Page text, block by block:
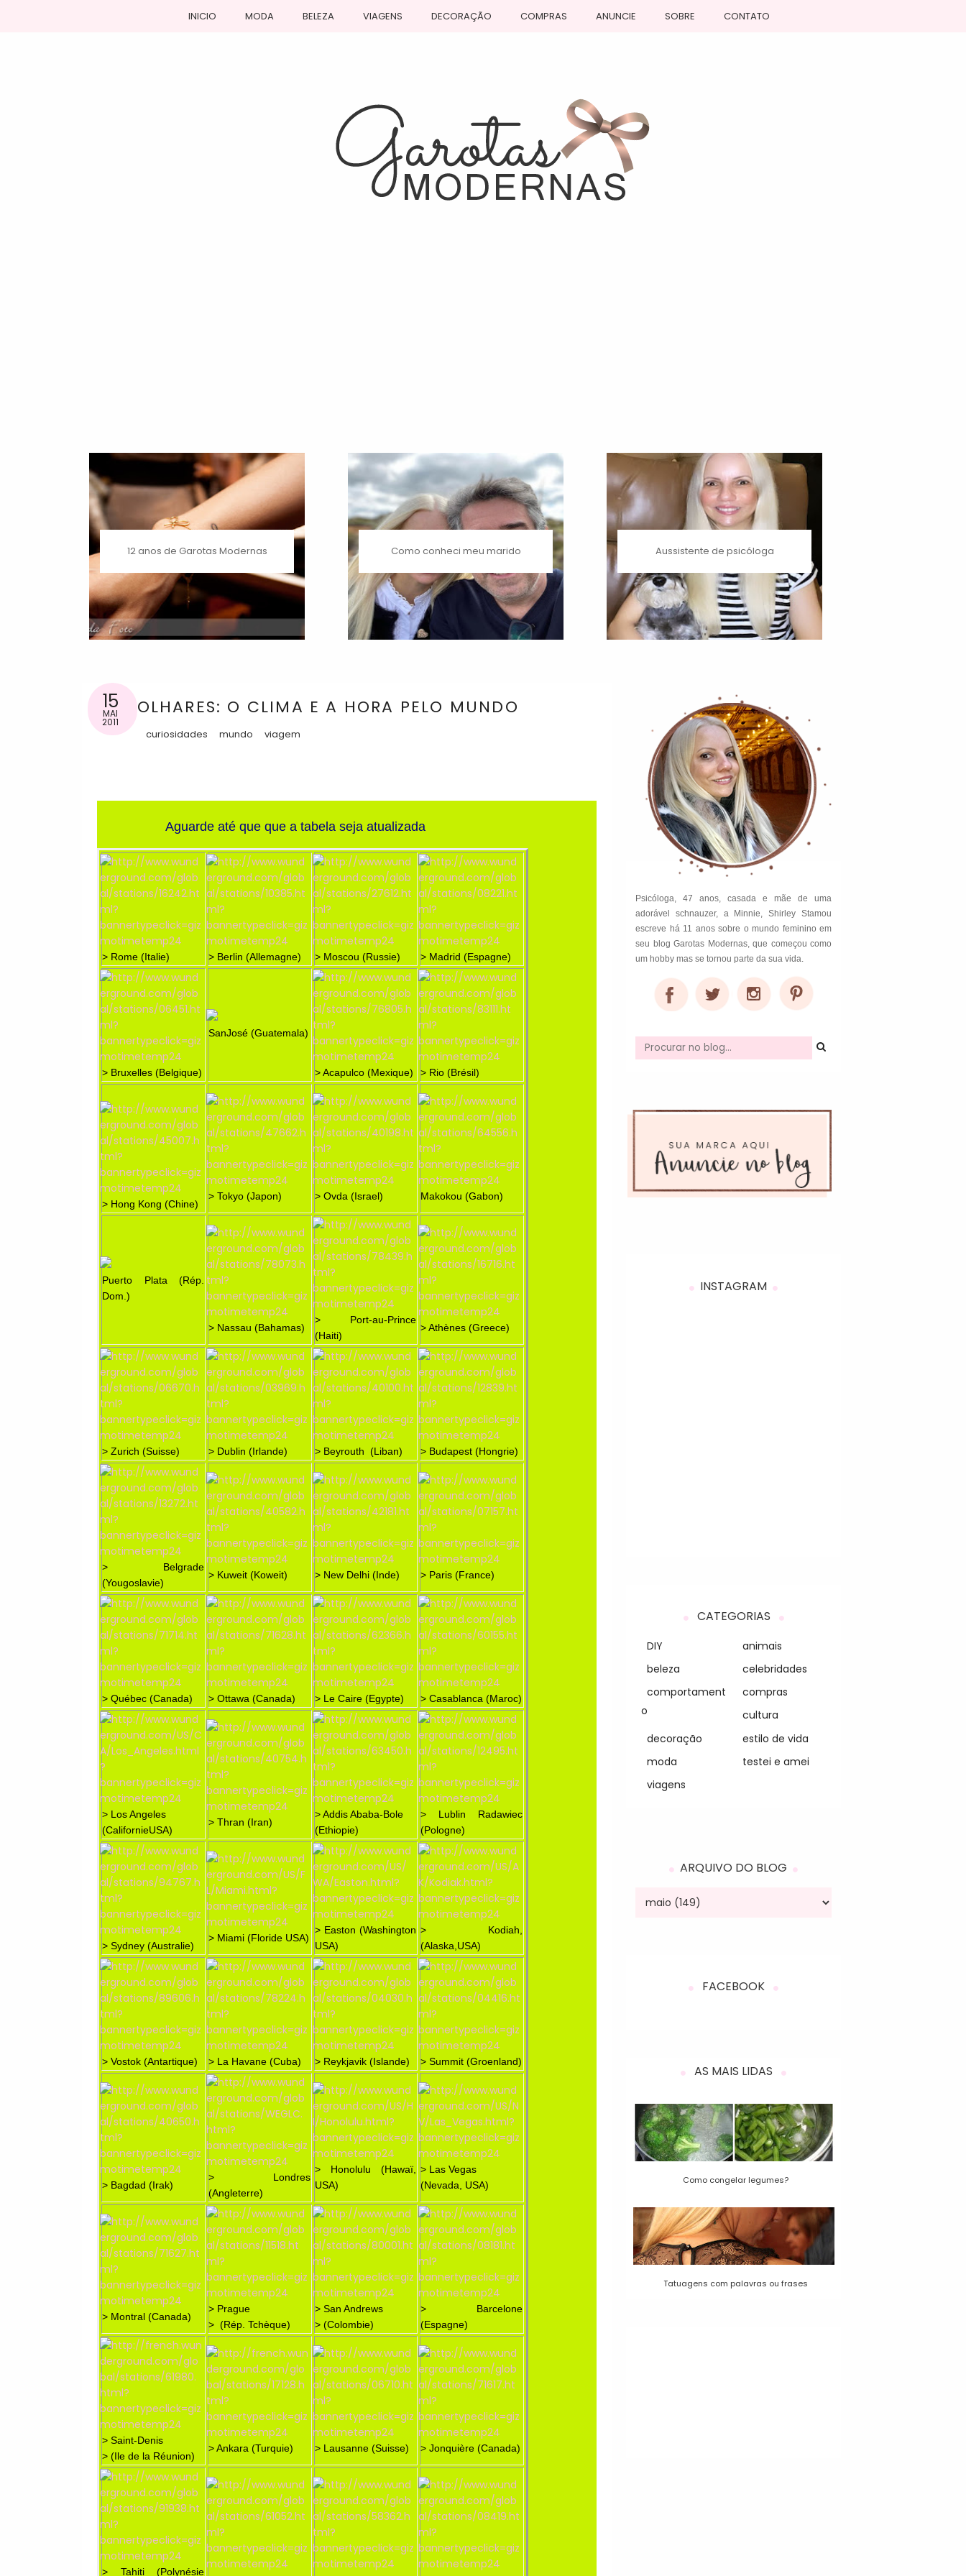
INICIO MODA BELEZA VIAGENS DECORAÇÃO COMPRAS ANUNCIE SOBRE CONTATO
12 anos de Garotas Modernas Como conheci meu marido Aussistente de psicóloga
15
MAI
2011
OLHARES: O CLIMA E A HORA PELO MUNDO
curiosidades mundo viagem
Aguarde até que que a tabela seja atualizada
> Rome (Italie) > Berlin (Allemagne) > Moscou (Russie) > Madrid (Espagne)
> Bruxelles (Belgique)
SanJosé (Guatemala)
> Acapulco (Mexique) > Rio (Brésil)
> Hong Kong (Chine)
> Tokyo (Japon) > Ovda (Israel) Makokou (Gabon)
Puerto Plata (Rép.
Dom.)
> Nassau (Bahamas)
> Port-au-Prince
(Haiti)
> Athènes (Greece)
> Zurich (Suisse) > Dublin (Irlande) > Beyrouth (Liban) > Budapest (Hongrie)
> Belgrade
(Yougoslavie)
> Kuweit (Koweit) > New Delhi (Inde) > Paris (France)
> Québec (Canada) > Ottawa (Canada) > Le Caire (Egypte) > Casablanca (Maroc)
> Los Angeles
(CalifornieUSA)
> Thran (Iran)
> Addis Ababa-Bole
(Ethiopie)
> Lublin Radawiec
(Pologne)
> Sydney (Australie)
> Miami (Floride USA)
> Easton (Washington
USA)
> Kodiah,
(Alaska,USA)
> Vostok (Antartique) > La Havane (Cuba) > Reykjavik (Islande) > Summit (Groenland)
> Bagdad (Irak)
> Londres
(Angleterre)
> Honolulu (Hawaï,
USA)
> Las Vegas
(Nevada, USA)
> Montral (Canada)
> Prague
> (Rép. Tchèque)
> San Andrews
> (Colombie)
> Barcelone
(Espagne)
> Saint-Denis
> (Ile de la Réunion)
> Ankara (Turquie) > Lausanne (Suisse) > Jonquière (Canada)
> Tahiti (Polynésie
Psicóloga, 47 anos, casada e mãe de uma
adorável schnauzer, a Minnie, Shirley Stamou
escreve há 11 anos sobre o mundo feminino em
seu blog Garotas Modernas, que começou como
um hobby mas se tornou parte da sua vida.
INSTAGRAM
CATEGORIAS
DIY
animais
beleza
celebridades
comportament
o
compras
cultura
decoração
estilo de vida
moda
testei e amei
viagens
ARQUIVO DO BLOG
FACEBOOK
AS MAIS LIDAS
Como congelar legumes?
Tatuagens com palavras ou frases